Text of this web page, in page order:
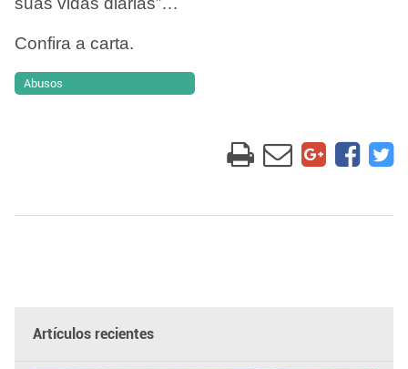
Confira a carta.
Abusos
Artículos recientes